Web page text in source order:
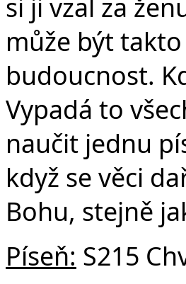
si ji vzal za
může být
budoucnost.
Vypadá to
naučit jednu
když se věci
Bohu, stejně
Píseň: S215